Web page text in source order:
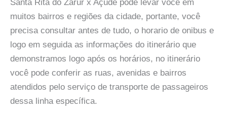
Santa Rita do Zarur x Açude pode levar você em
muitos bairros e regiões da cidade, portante, você
precisa consultar antes de tudo, o horario de onibus e
logo em seguida as informações do itinerário que
demonstramos logo após os horários, no itinerário
você pode conferir as ruas, avenidas e bairros
atendidos pelo serviço de transporte de passageiros
dessa linha específica.